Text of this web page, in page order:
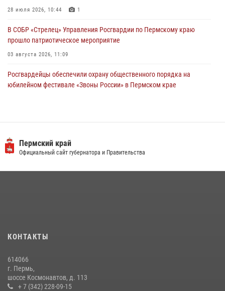
28 июля 2026, 10:44 1
В СОБР «Стрелец» Управления Росгвардии по Пермскому краю
прошло патриотическое мероприятие
03 августа 2026, 11:09
Росгвардейцы обеспечили охрану общественного порядка на
юбилейном фестивале «Звоны России» в Пермском крае
ветеринарно-санитарной службы с годовщиной образования
13 июля 2026, 10:43
24 июля 2026, 08:45
Пермский край
Официальный сайт губернатора и Правительства
КОНТАКТЫ
614066
г. Пермь,
шоссе Космонавтов, д. 113
+ 7 (342) 228-09-15